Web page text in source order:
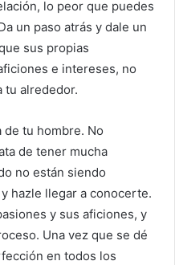
lo peor que puedes
un paso atrás y dale un
sus propias
e intereses, no
tu alrededor.
de tu hombre. No
de tener mucha
no están siendo
hazle llegar a conocerte.
y sus aficiones, y
Una vez que se dé
en todos los